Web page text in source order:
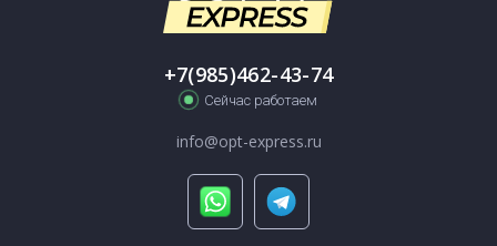
+7(985)462-43-74
Сейчас работаем
info@opt-express.ru